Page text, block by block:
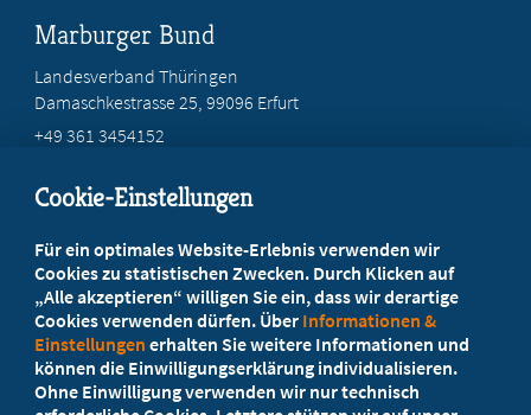
Marburger Bund
Landesverband Thüringen
Damaschkestrasse 25, 99096 Erfurt
+49 361 3454152
Ihr Landesverband berät Sie!
Ansprechpartner
Cookie-Einstellungen
Für ein optimales Website-Erlebnis verwenden wir
Cookies zu statistischen Zwecken. Durch Klicken auf
„Alle akzeptieren“ willigen Sie ein, dass wir derartige
Cookies verwenden dürfen. Über Informationen &
Einstellungen erhalten Sie weitere Informationen und
können die Einwilligungserklärung individualisieren.
Ohne Einwilligung verwenden wir nur technisch